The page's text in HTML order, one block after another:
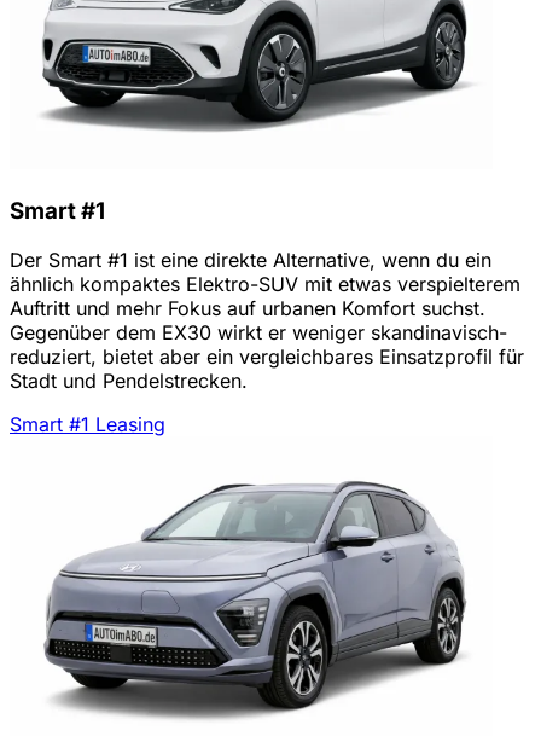
Smart #1
Der Smart #1 ist eine direkte Alternative, wenn du ein
ähnlich kompaktes Elektro-SUV mit etwas verspielterem
Auftritt und mehr Fokus auf urbanen Komfort suchst.
Gegenüber dem EX30 wirkt er weniger skandinavisch-
reduziert, bietet aber ein vergleichbares Einsatzprofil für
Stadt und Pendelstrecken.
Smart #1 Leasing